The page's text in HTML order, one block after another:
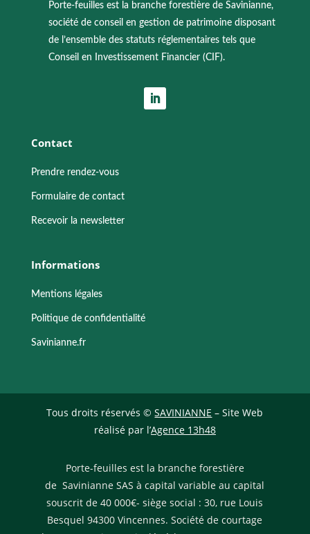
Porte-feuilles est la branche forestière de Savinianne,
société de conseil en gestion de patrimoine disposant
de l’ensemble des statuts réglementaires tels que
Conseil en Investissement Financier (CIF).
Contact
Prendre rendez-vous
Formulaire de contact
Recevoir la newsletter
Informations
Mentions légales
Politique de confidentialité
Savinianne.fr
Tous droits réservés ©SAVINIANNE – Site Web
réalisé par l’Agence 13h48
Porte-feuilles est la branche forestière
de Savinianne SAS à capital variable au capital
souscrit de 40 000€- siège social : 30, rue Louis
Besquel 94300 Vincennes. Société de courtage